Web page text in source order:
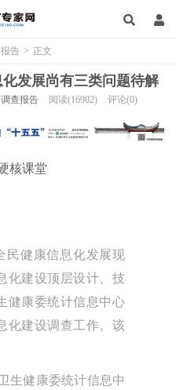
告 > 正文
发展尚有三类问题待解
调查报告 阅读(16902) 评论(0)
核课堂
民健康信息化发展现
化建设顶层设计、技
健康委统计信息中心
化建设调查工作。该
生健康委统计信息中